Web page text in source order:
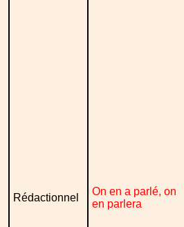
Rédactionnel
On en a parlé, on
en parlera